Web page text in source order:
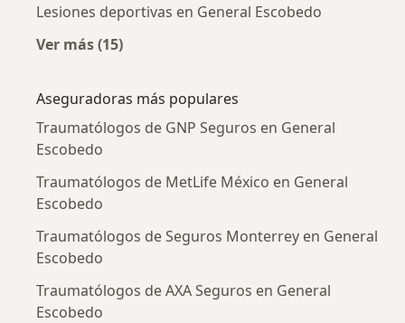
Lesiones deportivas en General Escobedo
Ver más (15)
Aseguradoras más populares
Traumatólogos de GNP Seguros en General
Escobedo
Traumatólogos de MetLife México en General
Escobedo
Traumatólogos de Seguros Monterrey en General
Escobedo
Traumatólogos de AXA Seguros en General
Escobedo